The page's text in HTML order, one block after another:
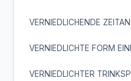
VERNIEDLICHENDE
VERNIEDLICHTE FORM
VERNIEDLICHTER